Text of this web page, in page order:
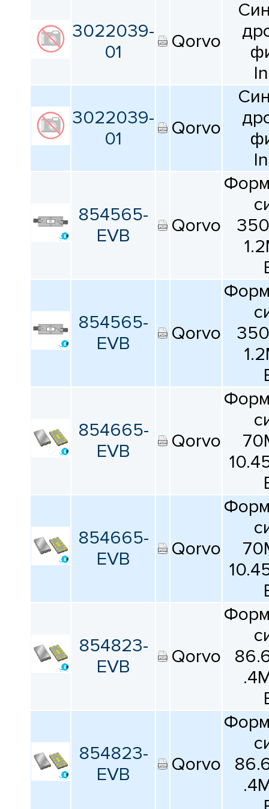
ПРОИЗВОДИТЕЛЕЙ
3022039-
01
Qorvo
3022039-
01
Qorvo
854565-
EVB
Qorvo
854565-
EVB
Qorvo
854665-
EVB
Qorvo
854665-
EVB
Qorvo
854823-
EVB
Qorvo
854823-
EVB
Qorvo